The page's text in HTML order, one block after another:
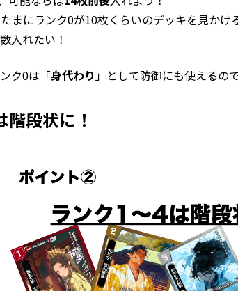
まにランク0が10枚くらいのデッキを見かけ
入れたい！
ク0は「身代わり 」として防御にも使えるの
段状に！